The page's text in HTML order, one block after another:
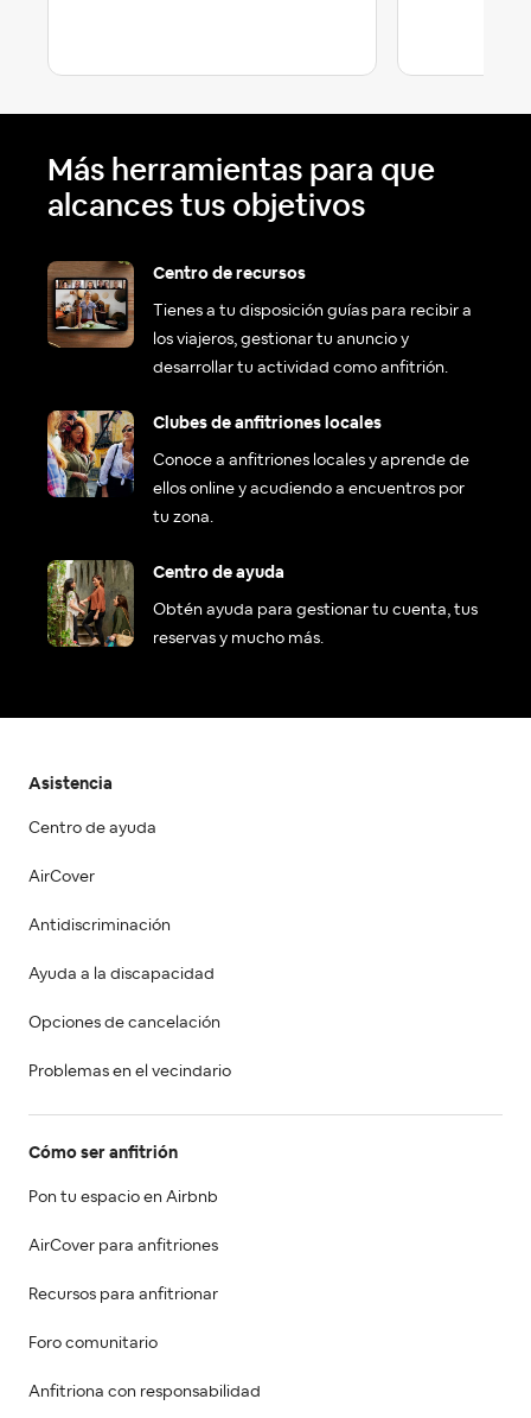
Más herramientas para que
alcances tus objetivos
Centro de recursos
Tienes a tu disposición guías para recibir a
los viajeros, gestionar tu anuncio y
desarrollar tu actividad como anfitrión.
Clubes de anfitriones locales
Conoce a anfitriones locales y aprende de
ellos online y acudiendo a encuentros por
tu zona.
Centro de ayuda
Obtén ayuda para gestionar tu cuenta, tus
reservas y mucho más.
Asistencia
Centro de ayuda
AirCover
Antidiscriminación
Ayuda a la discapacidad
Opciones de cancelación
Problemas en el vecindario
Cómo ser anfitrión
Pon tu espacio en Airbnb
AirCover para anfitriones
Recursos para anfitrionar
Foro comunitario
Anfitriona con responsabilidad